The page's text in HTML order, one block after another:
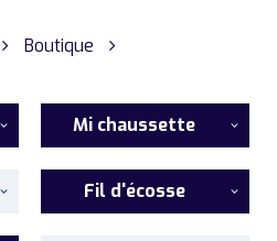
Boutique
Mi chaussette
Fil d'écosse